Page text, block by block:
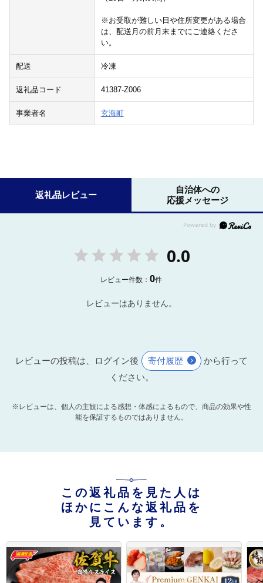
※お受取が難しい日や住所変更がある場合
は、配送月の前月末までにご連絡くださ
い。
配送 冷凍
返礼品コード 41387-Z006
事業者名 玄海町
返礼品レビュー
自治体への
応援メッセージ
0.0
レビュー件数：0件
レビューはありません。
レビューの投稿は、ログイン後 寄付履歴
から行って
ください。
※レビューは、個人の主観による感想・体感によるもので、商品の効果や性
能を保証するものではありません。
この返礼品を見た人は
ほかにこんな返礼品を
見ています。